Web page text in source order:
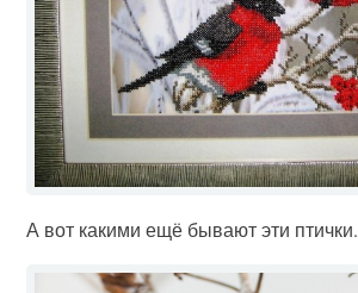
А вот какими ещё бывают эти птички.